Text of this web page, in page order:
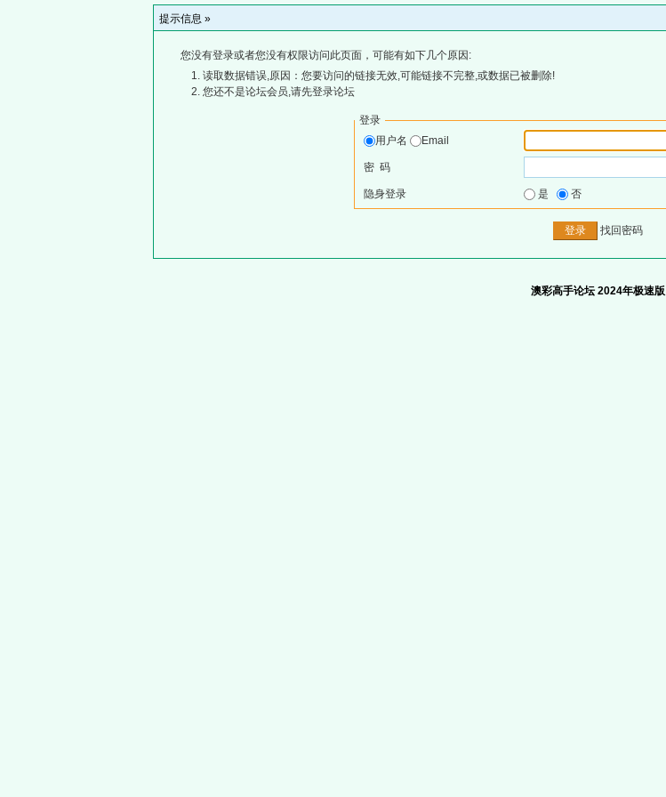
提示信息 »
您没有登录或者您没有权限访问此页面，可能有如下几个原因:
读取数据错误,原因：您要访问的链接无效,可能链接不完整,或数据已被删除!
您还不是论坛会员,请先登录论坛
登录
用户名
Email
密 码
隐身登录 是 否
找回密码
澳彩高手论坛 2024年极速版